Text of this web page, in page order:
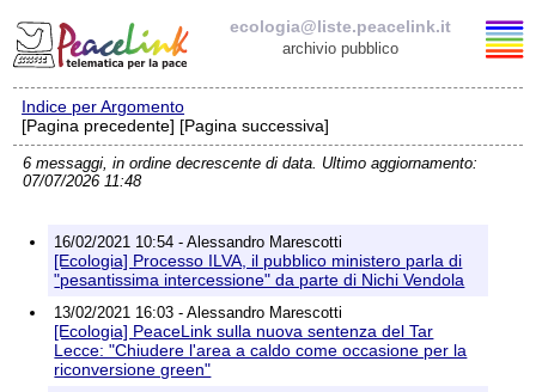
ecologia@liste.peacelink.it
archivio pubblico
Elenco delle liste
ecologia@liste.peacelink.it
Policy delle liste di PeaceLink
Informativa sulla privacy
Indice per Argomento
[Pagina precedente] [Pagina successiva]
6 messaggi, in ordine decrescente di data. Ultimo aggiornamento:
07/07/2026 11:48
16/02/2021 10:54 - Alessandro Marescotti
[Ecologia] Processo ILVA, il pubblico ministero parla di
"pesantissima intercessione" da parte di Nichi Vendola
13/02/2021 16:03 - Alessandro Marescotti
[Ecologia] PeaceLink sulla nuova sentenza del Tar
Lecce: "Chiudere l'area a caldo come occasione per la
riconversione green"